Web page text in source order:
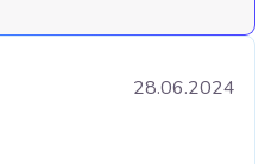
28.06.2024